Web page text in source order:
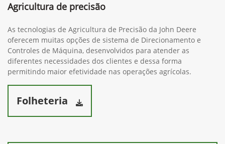
Agricultura de precisão
As tecnologias de Agricultura de Precisão da John Deere
oferecem muitas opções de sistema de Direcionamento e
Controles de Máquina, desenvolvidos para atender as
diferentes necessidades dos clientes e dessa forma
permitindo maior efetividade nas operações agrícolas.
Folheteria